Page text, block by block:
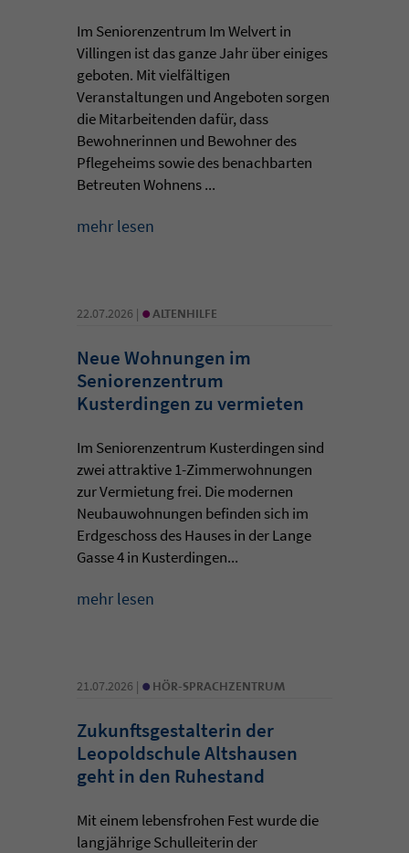
Im Seniorenzentrum Im Welvert in
Villingen ist das ganze Jahr über einiges
geboten. Mit vielfältigen
Veranstaltungen und Angeboten sorgen
die Mitarbeitenden dafür, dass
Bewohnerinnen und Bewohner des
Pflegeheims sowie des benachbarten
Betreuten Wohnens ...
mehr lesen
22.07.2026 | • ALTENHILFE
Neue Wohnungen im
Seniorenzentrum
Kusterdingen zu vermieten
Im Seniorenzentrum Kusterdingen sind
zwei attraktive 1-Zimmerwohnungen
zur Vermietung frei. Die modernen
Neubauwohnungen befinden sich im
Erdgeschoss des Hauses in der Lange
Gasse 4 in Kusterdingen...
mehr lesen
21.07.2026 | • HÖR-SPRACHZENTRUM
Zukunftsgestalterin der
Leopoldschule Altshausen
geht in den Ruhestand
Mit einem lebensfrohen Fest wurde die
langjährige Schulleiterin der